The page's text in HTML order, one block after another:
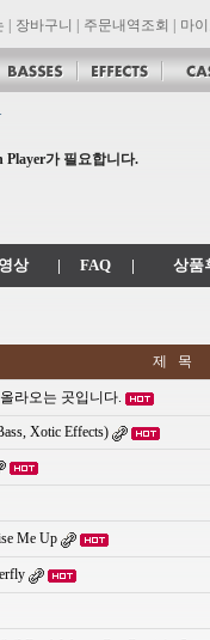
장바구니 주문내역조회 마
-> .com 에서 .co.kr 로 변경됩
점 모집!! 그레치기타, 잭슨기
Player가 필요합니다.
상 | FAQ | 상품
제 목
라오는 곳입니다.
Xotic Effects)
Me Up